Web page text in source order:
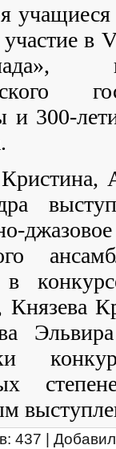
учащиеся
в
и 300-
в
Князева
: 437 Добавил